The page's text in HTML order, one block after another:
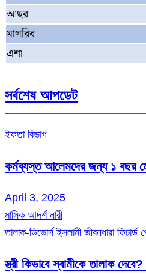
আছর
মাগরিব
এশা
সর্বশেষ আপডেট
ইফতা বিভাগ
কর্মব্যস্ত আলেমদের জন্য ১ বছর
April 3, 2025
মাসিক আদর্শ নারী
তালাক-ডিভোর্স ইসলামী জীবনধারা ফিচার্ড
স্ত্রী কিভাবে স্বামীকে তালাক